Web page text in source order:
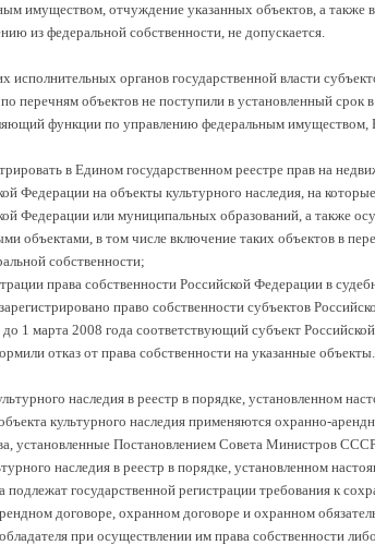
имуществом, отчуждение указанных объектов, а также
из федеральной собственности, не допускается.
исполнительных органов государственной власти
перечням объектов не поступили в установленный срок
функции по управлению федеральным имуществом,
в Едином государственном реестре прав на
Федерации на объекты культурного наследия, на
Федерации или муниципальных образований, а также
объектами, в том числе включение таких объектов в
собственности;
права собственности Российской Федерации в
право собственности субъектов
1 марта 2008 года соответствующий субъект
отказ от права собственности на указанные объекты.
наследия в реестр в порядке, установленном
культурного наследия применяются охранно-
установленные Постановлением Совета Министров СССР
наследия в реестр в порядке, установленном
подлежат государственной регистрации требования к
договоре, охранном договоре и охранном
при осуществлении им права собственности